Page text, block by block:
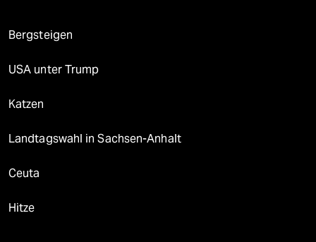
Bergsteigen
USA unter Trump
Katzen
Landtagswahl in Sachsen-Anhalt
Ceuta
Hitze